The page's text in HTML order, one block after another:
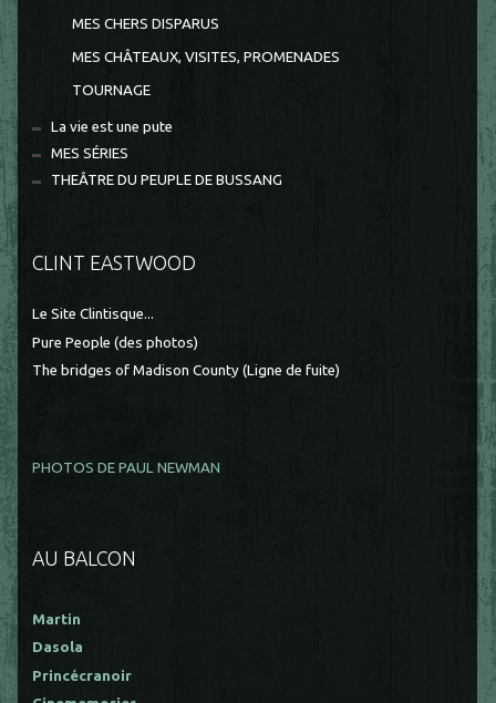
MES CHERS DISPARUS
MES CHÂTEAUX, VISITES, PROMENADES
TOURNAGE
La vie est une pute
MES SÉRIES
THEÂTRE DU PEUPLE DE BUSSANG
CLINT EASTWOOD
Le Site Clintisque...
Pure People (des photos)
The bridges of Madison County (Ligne de fuite)
PHOTOS DE PAUL NEWMAN
AU BALCON
Martin
Dasola
Princécranoir